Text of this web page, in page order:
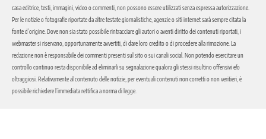
casa editrice, testi, immagini, video o commenti, non possono essere utilizzati senza espressa autorizzazione.
Per le notizie o fotografie riportate da altre testate giornalistiche, agenzie o siti internet sarà sempre citata la
fonte d’origine. Dove non sia stato possibile rintracciare gli autori o aventi diritto dei contenuti riportati, i
webmaster si riservano, opportunamente avvertiti, di dare loro credito o di procedere alla rimozione. La
redazione non è responsabile dei commenti presenti sul sito o sui canali social. Non potendo esercitare un
controllo continuo resta disponibile ad eliminarli su segnalazione qualora gli stessi risultino offensivi e/o
oltraggiosi. Relativamente al contenuto delle notizie, per eventuali contenuti non corretti o non veritieri, è
possibile richiedere l’immediata rettifica a norma di legge.